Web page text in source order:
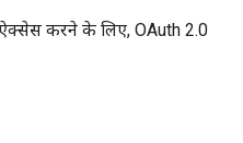
करने के लिए, OAuth 2.0